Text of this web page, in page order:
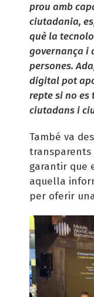
prou amb
ciutadania,
què la
governança i
persones.
digital pot
repte si no
ciutadans i
També va
transparents
garantir que
aquella
per oferir